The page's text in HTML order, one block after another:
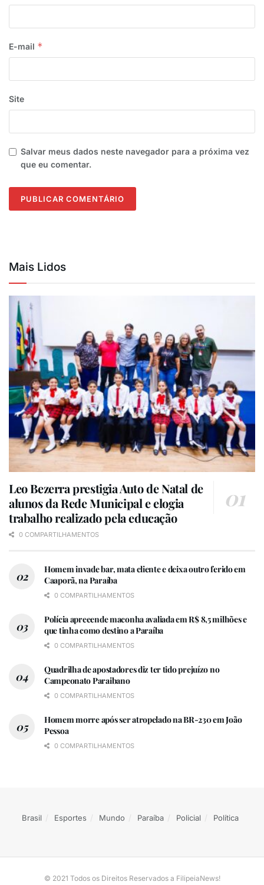
E-mail *
Site
Salvar meus dados neste navegador para a próxima vez
que eu comentar.
Mais Lidos
Leo Bezerra prestigia Auto de Natal de
alunos da Rede Municipal e elogia
trabalho realizado pela educação
0 COMPARTILHAMENTOS
Homem invade bar, mata cliente e deixa outro ferido em
Caaporã, na Paraíba
0 COMPARTILHAMENTOS
Polícia apreeende maconha avaliada em R$ 8,5 milhões e
que tinha como destino a Paraíba
0 COMPARTILHAMENTOS
Quadrilha de apostadores diz ter tido prejuízo no
Campeonato Paraibano
0 COMPARTILHAMENTOS
Homem morre após ser atropelado na BR-230 em João
Pessoa
0 COMPARTILHAMENTOS
Brasil Esportes Mundo Paraíba Policial Política
© 2021 Todos os Direitos Reservados a FilipeiaNews!